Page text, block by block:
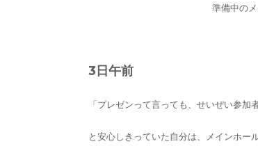
準備中の
3日午前
「プレゼンって言っても、せいぜい参加
と安心しきっていた自分は、メインホー